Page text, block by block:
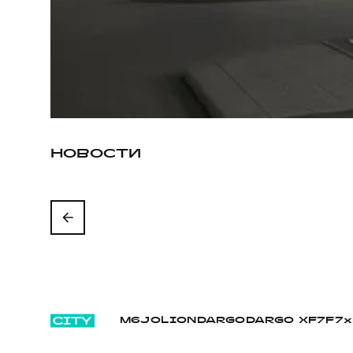
НОВОСТИ
M6JOLION DARGO DARGO Х F7 F7x